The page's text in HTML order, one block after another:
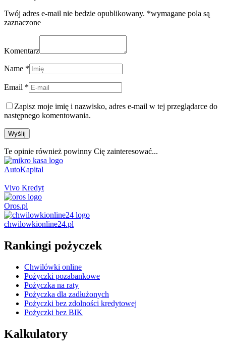
Twój adres e-mail nie bedzie opublikowany. *wymagane pola są
zaznaczone
Komentarz
Name *
Email *
Zapisz moje imię i nazwisko, adres e-mail w tej przeglądarce do
następnego komentowania.
Te opinie również powinny Cię zainteresować...
AutoKapital
Vivo Kredyt
Oros.pl
chwilowkionline24.pl
Rankingi pożyczek
Chwilówki online
Pożyczki pozabankowe
Pożyczka na raty
Pożyczka dla zadłużonych
Pożyczki bez zdolności kredytowej
Pożyczki bez BIK
Kalkulatory